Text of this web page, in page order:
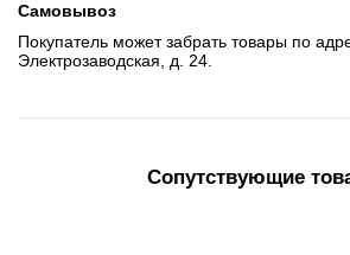
Самовывоз
Покупатель может забрать товары по
Электрозаводская, д. 24.
Сопутствующие